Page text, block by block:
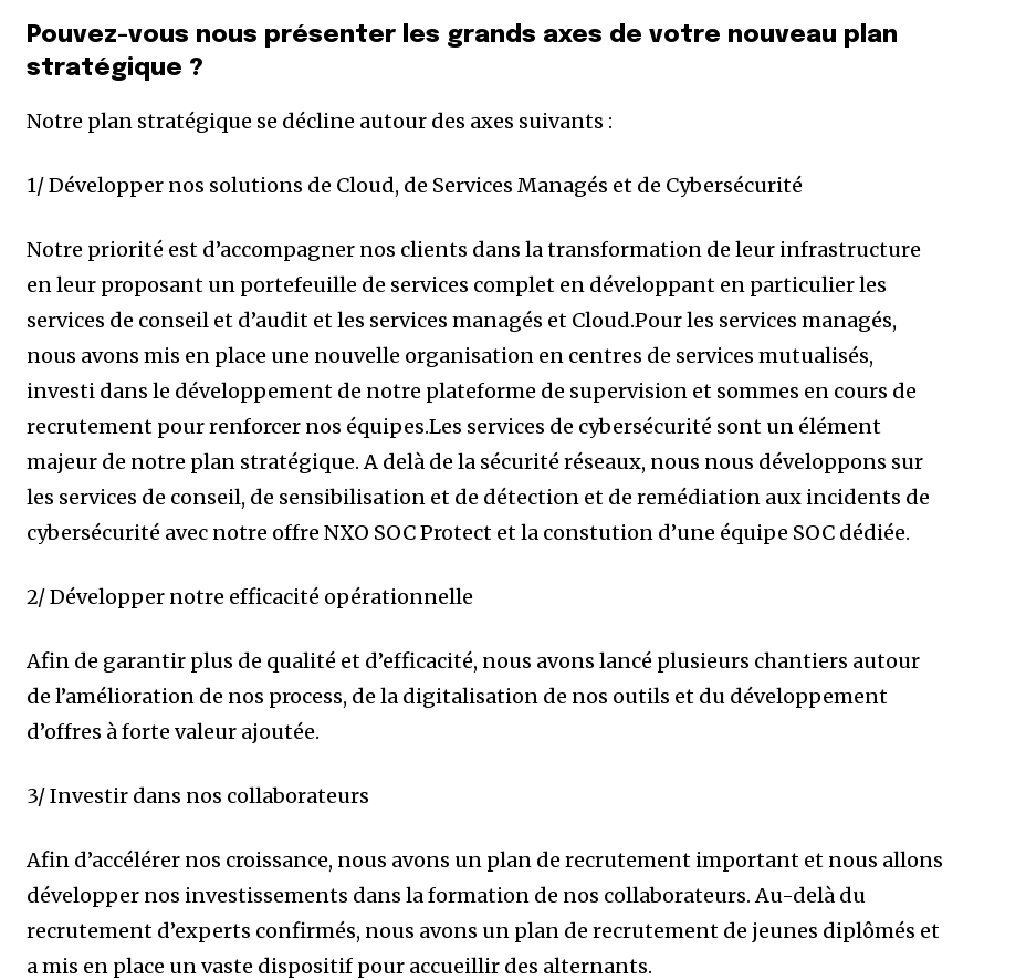
Pouvez-vous nous présenter les grands axes de votre nouveau plan
stratégique ?
Notre plan stratégique se décline autour des axes suivants :
1/ Développer nos solutions de Cloud, de Services Managés et de Cybersécurité
Notre priorité est d’accompagner nos clients dans la transformation de leur infrastructure
en leur proposant un portefeuille de services complet en développant en particulier les
services de conseil et d’audit et les services managés et Cloud.Pour les services managés,
nous avons mis en place une nouvelle organisation en centres de services mutualisés,
investi dans le développement de notre plateforme de supervision et sommes en cours de
recrutement pour renforcer nos équipes.Les services de cybersécurité sont un élément
majeur de notre plan stratégique. A delà de la sécurité réseaux, nous nous développons sur
les services de conseil, de sensibilisation et de détection et de remédiation aux incidents de
cybersécurité avec notre offre NXO SOC Protect et la constution d’une équipe SOC dédiée.
2/ Développer notre efficacité opérationnelle
Afin de garantir plus de qualité et d’efficacité, nous avons lancé plusieurs chantiers autour
de l’amélioration de nos process, de la digitalisation de nos outils et du développement
d’offres à forte valeur ajoutée.
3/ Investir dans nos collaborateurs
Afin d’accélérer nos croissance, nous avons un plan de recrutement important et nous allons
développer nos investissements dans la formation de nos collaborateurs. Au-delà du
recrutement d’experts confirmés, nous avons un plan de recrutement de jeunes diplômés et
a mis en place un vaste dispositif pour accueillir des alternants.